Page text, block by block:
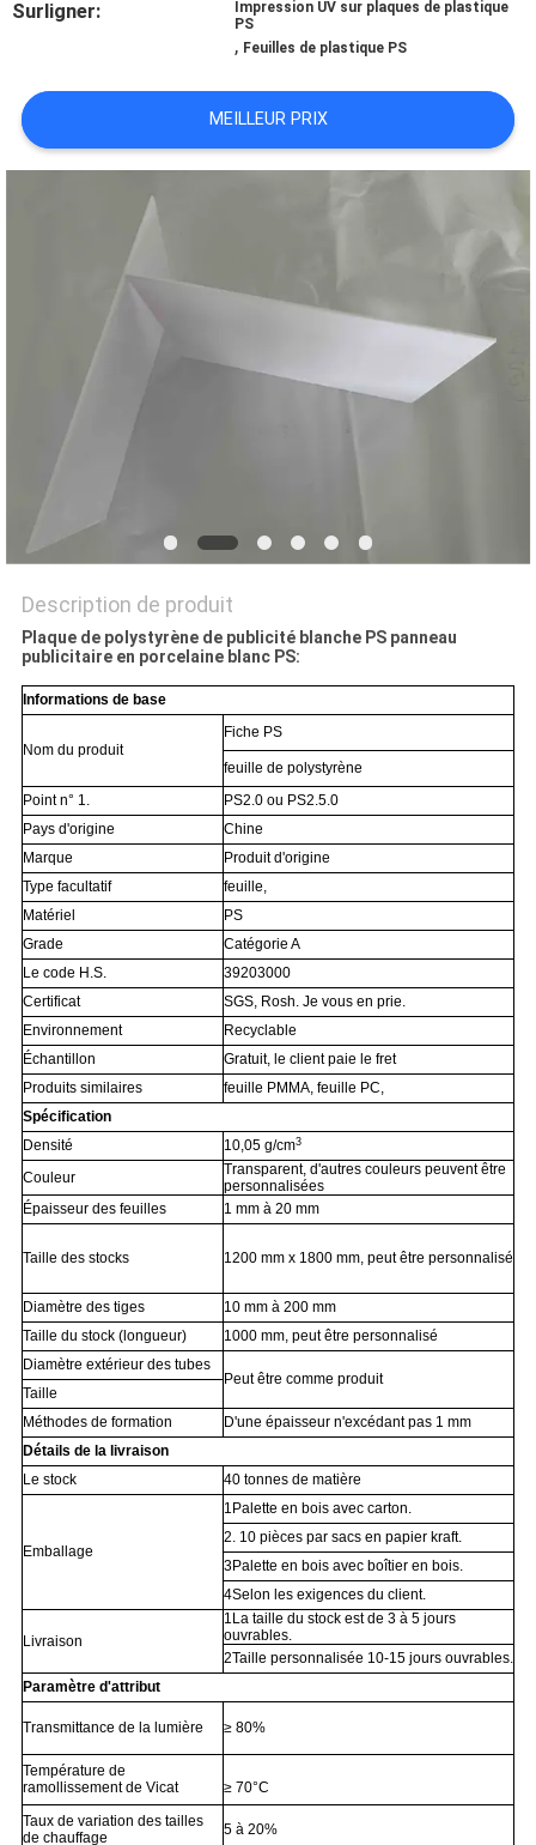
CITATION
PRIVACY
POLICY
Surligner:
Impression UV sur plaques de plastique
PS
, Feuilles de plastique PS
MEILLEUR PRIX
Description de produit
Plaque de polystyrène de publicité blanche PS panneau
publicitaire en porcelaine blanc PS:
Informations de base
Nom du produit
Fiche PS
feuille de polystyrène
Point n° 1.
PS2.0 ou PS2.5.0
Pays d'origine
Chine
Marque
Produit d'origine
Type facultatif
feuille,
Matériel
PS
Grade
Catégorie A
Le code H.S.
39203000
Certificat
SGS, Rosh. Je vous en prie.
Environnement
Recyclable
Échantillon
Gratuit, le client paie le fret
Produits similaires
feuille PMMA, feuille PC,
Spécification
Densité
10,05 g/cm3
Couleur
Transparent, d'autres couleurs peuvent être
personnalisées
Épaisseur des feuilles
1 mm à 20 mm
Taille des stocks 1200 mm x 1800 mm, peut être personnalisé
Diamètre des tiges
10 mm à 200 mm
Taille du stock (longueur)
1000 mm, peut être personnalisé
Diamètre extérieur des tubes
Peut être comme produit
Taille
Méthodes de formation
D'une épaisseur n'excédant pas 1 mm
Détails de la livraison
Le stock
40 tonnes de matière
Emballage
1Palette en bois avec carton.
2. 10 pièces par sacs en papier kraft.
3Palette en bois avec boîtier en bois.
4Selon les exigences du client.
Livraison
1La taille du stock est de 3 à 5 jours
ouvrables.
2Taille personnalisée 10-15 jours ouvrables.
Paramètre d'attribut
Transmittance de la lumière ≥ 80%
Température de
ramollissement de Vicat
≥ 70°C
Taux de variation des tailles
de chauffage
5 à 20%